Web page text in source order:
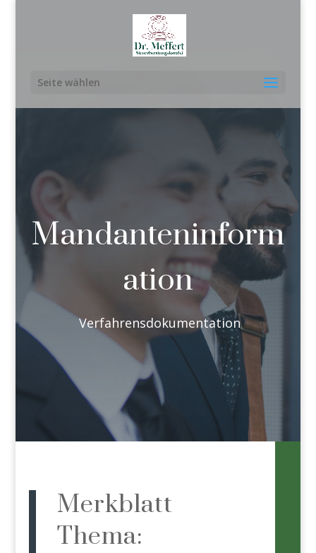
Seite wählen
Mandanteninform
ation
Verfahrensdokumentation
Merkblatt
Thema: